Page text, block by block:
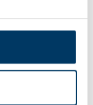
ähnliche
damit